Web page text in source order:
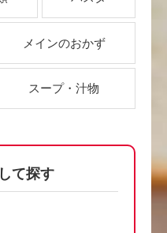
メインのおかず
スープ・汁物
て探す